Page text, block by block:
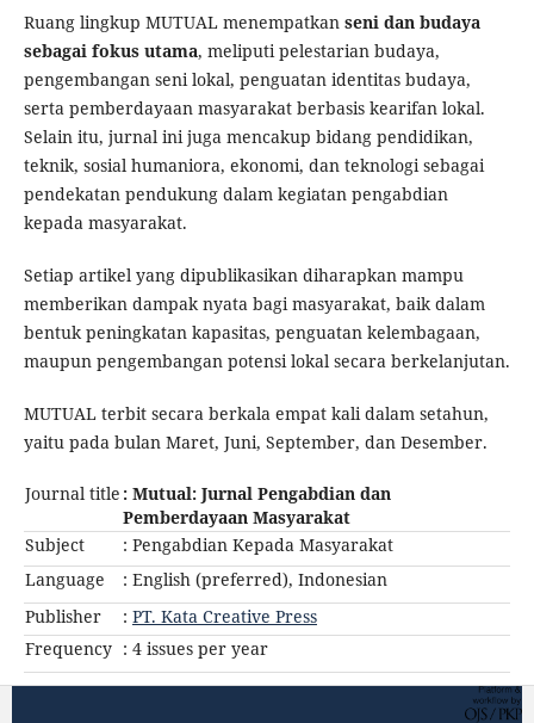
Ruang lingkup MUTUAL menempatkan seni dan budaya
sebagai fokus utama, meliputi pelestarian budaya,
pengembangan seni lokal, penguatan identitas budaya,
serta pemberdayaan masyarakat berbasis kearifan lokal.
Selain itu, jurnal ini juga mencakup bidang pendidikan,
teknik, sosial humaniora, ekonomi, dan teknologi sebagai
pendekatan pendukung dalam kegiatan pengabdian
kepada masyarakat.
Setiap artikel yang dipublikasikan diharapkan mampu
memberikan dampak nyata bagi masyarakat, baik dalam
bentuk peningkatan kapasitas, penguatan kelembagaan,
maupun pengembangan potensi lokal secara berkelanjutan.
MUTUAL terbit secara berkala empat kali dalam setahun,
yaitu pada bulan Maret, Juni, September, dan Desember.
Journal title : Mutual: Jurnal Pengabdian dan
Pemberdayaan Masyarakat
Subject
: Pengabdian Kepada Masyarakat
Language
: English (preferred), Indonesian
Publisher
: PT. Kata Creative Press
Frequency : 4 issues per year